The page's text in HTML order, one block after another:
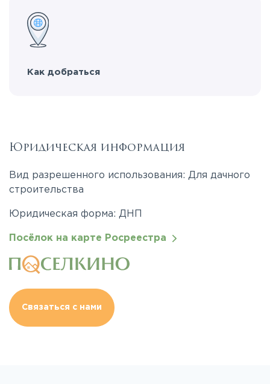
Как добраться
Юридическая информация
Вид разрешенного использования: Для дачного
строительства
Юридическая форма: ДНП
Посёлок на карте Росреестра
Связаться с нами